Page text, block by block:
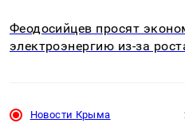
Феодосийцев просят
электроэнергию из-за
Новости Крыма